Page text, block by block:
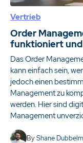
Vertrieb
Order
funktioniert
Das Order
kann einfach sein,
jedoch einen
Management zu
werden. Hier sind
Management
ByShane